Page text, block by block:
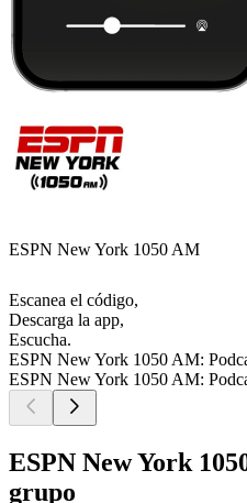
ESPN New York 1050 AM
Escanea el código,
Descarga la app,
Escucha.
ESPN New York 1050 AM:
ESPN New York 1050 AM:
ESPN New York
grupo